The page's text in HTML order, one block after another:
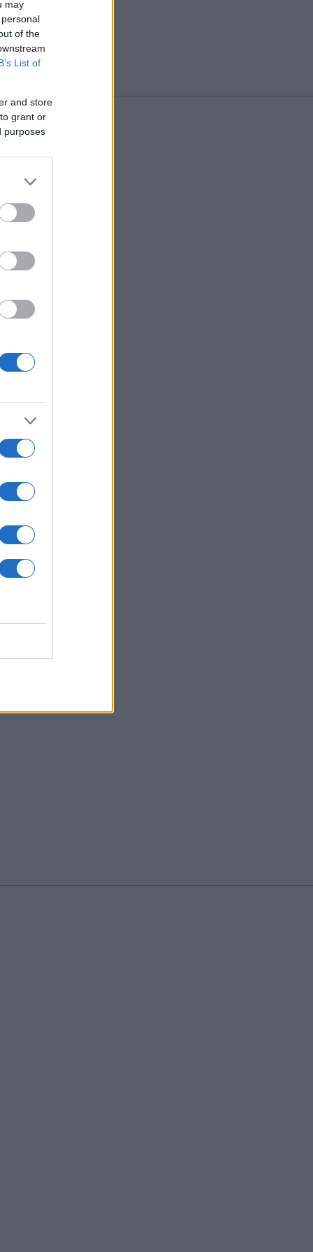
may
of the
List of
and store
grant or
purposes